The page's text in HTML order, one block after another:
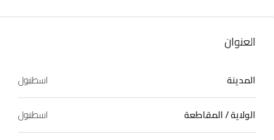
العنوان
المدينة
اسطنبول
الولاية / المقاطعة
اسطنبول